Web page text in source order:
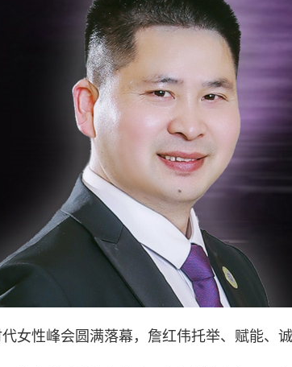
女性峰会圆满落幕，詹红伟托举、赋能、